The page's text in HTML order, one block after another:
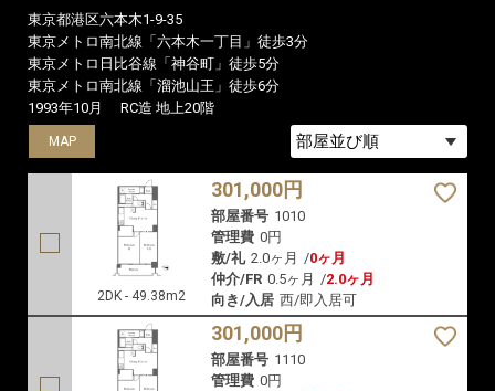
東京都港区六本木1-9-35
東京メトロ南北線「六本木一丁目」徒歩3分
東京メトロ日比谷線「神谷町」徒歩5分
東京メトロ南北線「溜池山王」徒歩6分
1993年10月
RC造 地上20階
MAP
2DK - 49.38m2
301,000円
部屋番号 1010
管理費 0円
敷/礼 2.0ヶ月 /0ヶ月
仲介/FR 0.5ヶ月 /2.0ヶ月
向き/入居 西/即入居可
MAP
301,000円
部屋番号 1110
管理費 0円